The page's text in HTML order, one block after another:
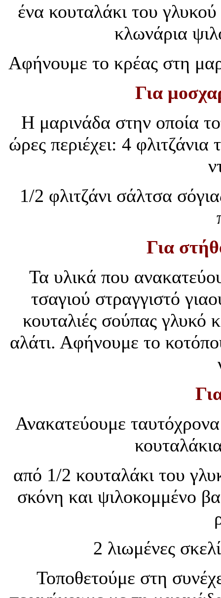
ένα κουταλάκι του
κλωνάρια
Αφήνουμε το κρέας στη
Για
Η μαρινάδα στην οποία
ώρες περιέχει: 4
1/2 φλιτζάνι σάλτσα
Για
Τα υλικά που
τσαγιού στραγγιστό
κουταλιές σούπας γλυκό
αλάτι. Αφήνουμε το
Ανακατεύουμε
από 1/2 κουταλάκι του
σκόνη και ψιλοκομμένο
2 λιωμένες
Τοποθετούμε στη